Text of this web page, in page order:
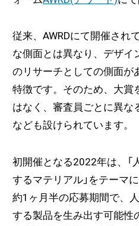
従来、AWRDにて開催され
な側面とは異なり、デザイ
のリサーチとしての側面が
特徴です。そのため、大賞
はなく、審査員ごとに異な
なども設けられています。
初開催となる2022年は、「
するマテリアル」をテーマ
約1ヶ月半の応募期間で、
する製品を生み出す可能性